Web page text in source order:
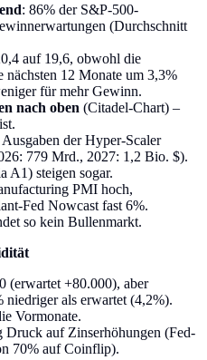
: 86% der S&P-500-
(Durchschnitt
auf 19,6, obwohl die
12 Monate um 3,3%
für mehr Gewinn.
nach oben (Citadel-Chart) –
Ausgaben der Hyper-Scaler
779 Mrd., 2027: 1,2 Bio. $).
A1) steigen sogar.
PMI hoch,
Fed Nowcast fast 6%.
so kein Bullenmarkt.
(erwartet +80.000), aber
niedriger als erwartet (4,2%).
Vormonate.
Druck auf Zinserhöhungen (Fed-
70% auf Coinflip).